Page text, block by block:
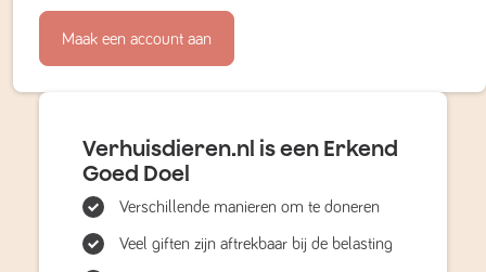
Maak een account aan
Verhuisdieren.nl is een Erkend
Goed Doel
Verschillende manieren om te doneren
Veel giften zijn aftrekbaar bij de belasting